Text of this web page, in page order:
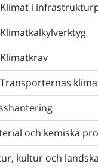
Klimat i
Klimatkalkylverktyg
Klimatkrav
Transporternas
och kemiska
kultur och